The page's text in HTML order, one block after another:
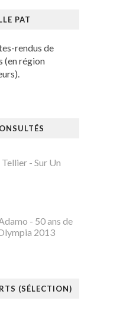
PAT
rendus de
(en région
- Sur Un
- 50 ans de
2013
(SÉLECTION)